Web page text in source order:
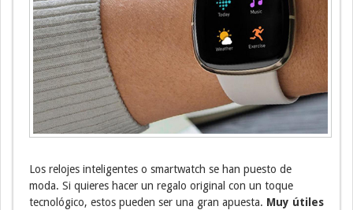
Los relojes inteligentes o smartwatch se han puesto de
moda. Si quieres hacer un regalo original con un toque
tecnológico, estos pueden ser una gran apuesta. Muy útiles